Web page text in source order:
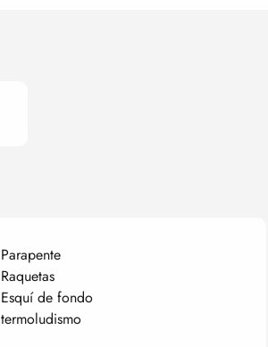
Parapente
Raquetas
Esquí de fondo
termoludismo